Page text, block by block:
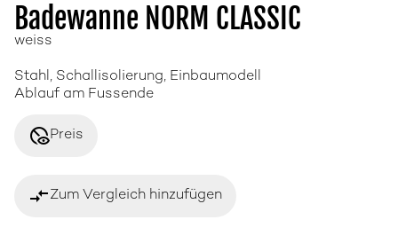
Badewanne NORM CLASSIC
weiss
Stahl, Schallisolierung, Einbaumodell
Ablauf am Fussende
disabled_visiblePreis
compare_arrowsZum Vergleich hinzufügen